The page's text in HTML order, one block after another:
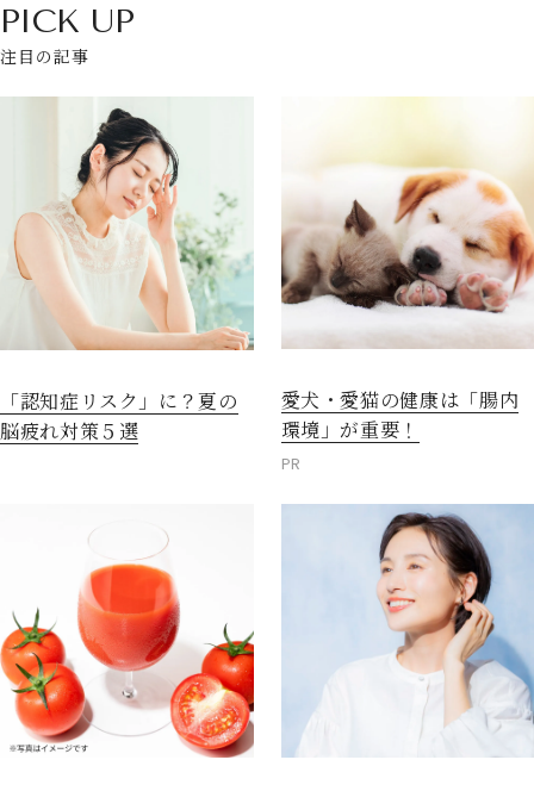
PICK UP
注目の記事
「認知症リスク」に？夏の
脳疲れ対策５選
愛犬・愛猫の健康は「腸内
環境」が重要！
PR